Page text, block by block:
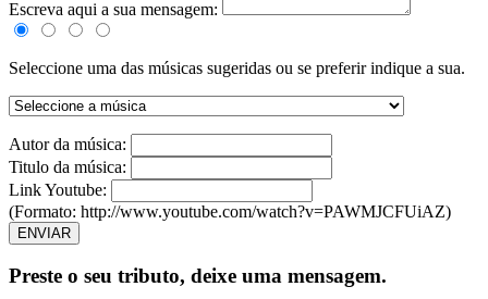
Escreva aqui a sua mensagem:
Seleccione uma das músicas sugeridas ou se preferir indique a sua.
Autor da música:
Titulo da música:
Link Youtube:
(Formato: http://www.youtube.com/watch?v=PAWMJCFUiAZ)
ENVIAR
Preste o seu tributo, deixe uma mensagem.